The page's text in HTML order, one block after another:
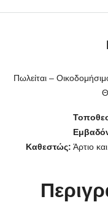
Πωλείται –
Καθεστώς: Άρτιο